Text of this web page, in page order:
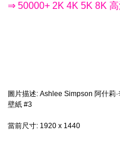
⇒ 50000+ 2K 4K 5K 8K
圖片描述: Ashlee Simpson 阿什莉
壁紙 #3
當前尺寸: 1920 x 1440